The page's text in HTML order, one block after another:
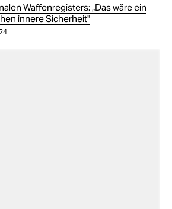
Waffenregisters: „Das wäre ein
innere Sicherheit"